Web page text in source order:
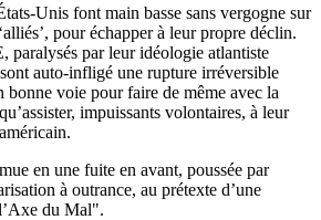
Unis font main basse sans vergogne sur
pour échapper à leur propre déclin.
paralysés par leur idéologie atlantiste
auto-infligé une rupture irréversible
bonne voie pour faire de même avec la
impuissants volontaires, à leur
en une fuite en avant, poussée par
à outrance, au prétexte d’une
du Mal".